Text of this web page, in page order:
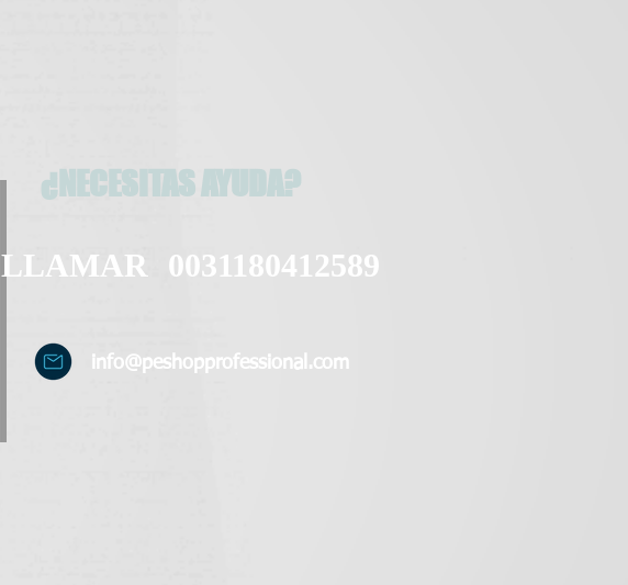
¿NECESITAS AYUDA?
LLAMAR 0031180412589
info@peshopprofessional.com